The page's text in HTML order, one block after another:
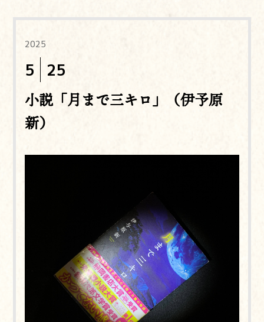
2025
5 25
小説「月まで三キロ」（伊予原
新）